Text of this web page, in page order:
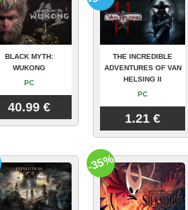
BLACK MYTH:
WUKONG
PC
40.99 €
THE INCREDIBLE
ADVENTURES OF VAN
HELSING II
PC
1.21 €
-35%